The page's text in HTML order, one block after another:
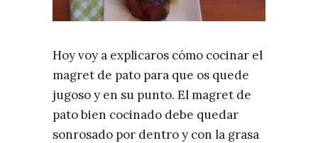
Hoy voy a explicaros cómo cocinar el
magret de pato para que os quede
jugoso y en su punto. El magret de
pato bien cocinado debe quedar
sonrosado por dentro y con la grasa